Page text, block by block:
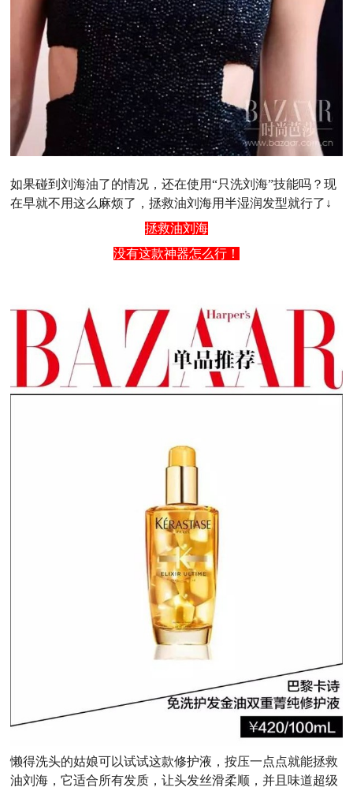
如果碰到刘海油了的情况，还在使用“只洗刘海”技能吗？现
在早就不用这么麻烦了，拯救油刘海用半湿润发型就行了↓
拯救油刘海
没有这款神器怎么行！
懒得洗头的姑娘可以试试这款修护液，按压一点点就能拯救
油刘海，它适合所有发质，让头发丝滑柔顺，并且味道超级